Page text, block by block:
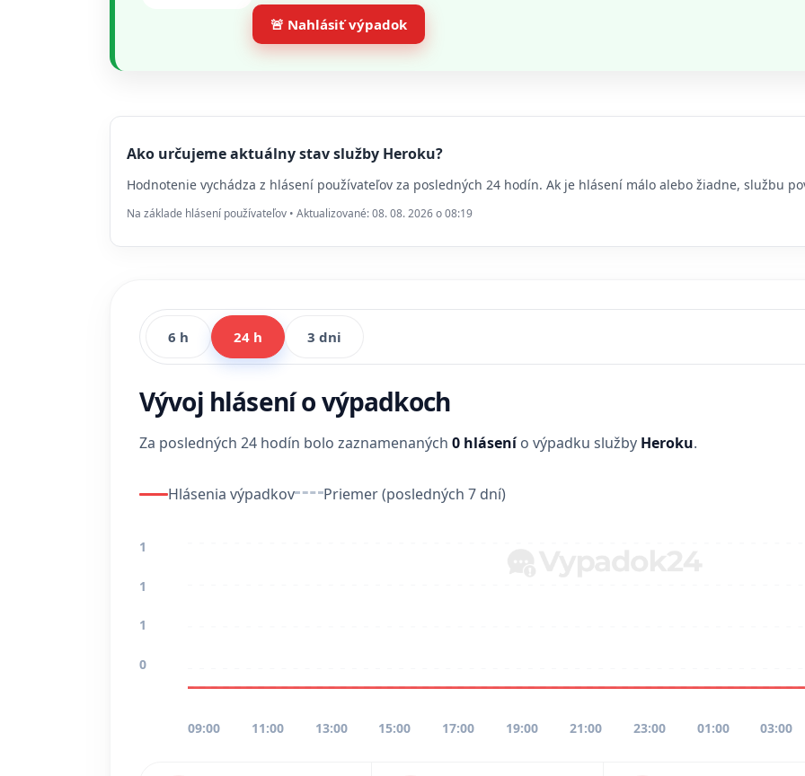
🚨 Nahlásiť výpadok
Ako určujeme aktuálny stav služby Heroku?
Hodnotenie vychádza z hlásení používateľov za posledných 24 hodín. Ak je hlásení málo alebo žiadne, službu
Na základe hlásení používateľov • Aktualizované: 08. 08. 2026 o 08:19
6 h 24 h 3 dni
Vývoj hlásení o výpadkoch
Za posledných 24 hodín bolo zaznamenaných 0 hlásenío výpadku služby Heroku.
Hlásenia výpadkov Priemer (posledných 7 dní)
1
1
1
0
09:00 11:00 13:00 15:00 17:00 19:00 21:00 23:00 01:00 03:00